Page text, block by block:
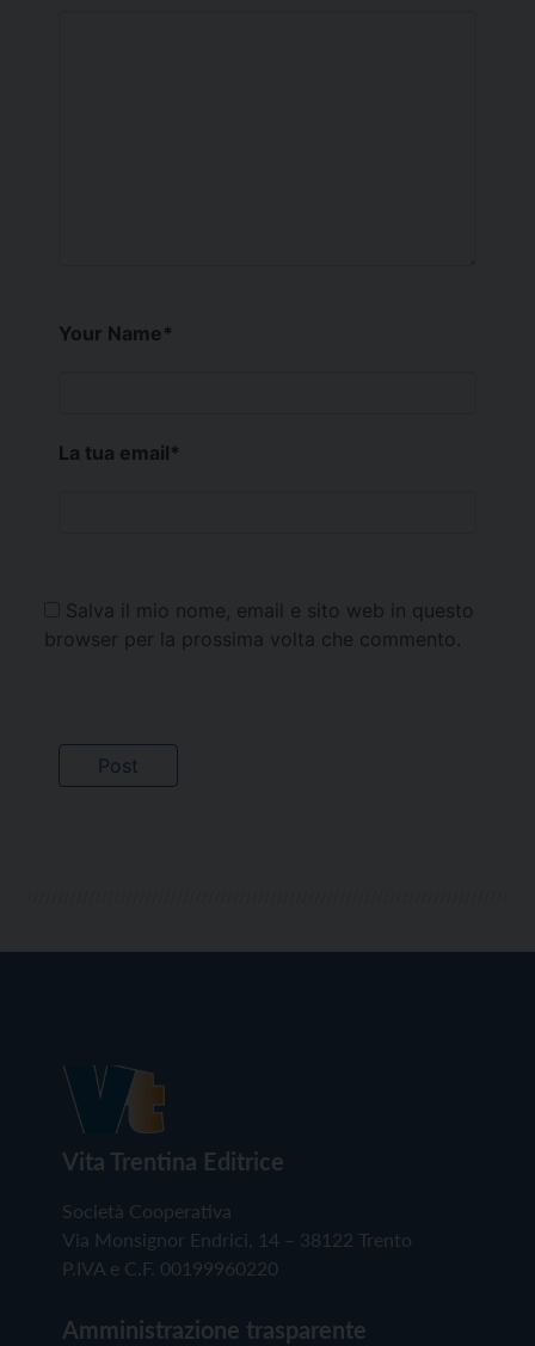
Your Name*
La tua email*
Salva il mio nome, email e sito web in questo
browser per la prossima volta che commento.
Vita Trentina Editrice
Società Cooperativa
Via Monsignor Endrici, 14 – 38122 Trento
P.IVA e C.F. 00199960220
Amministrazione trasparente